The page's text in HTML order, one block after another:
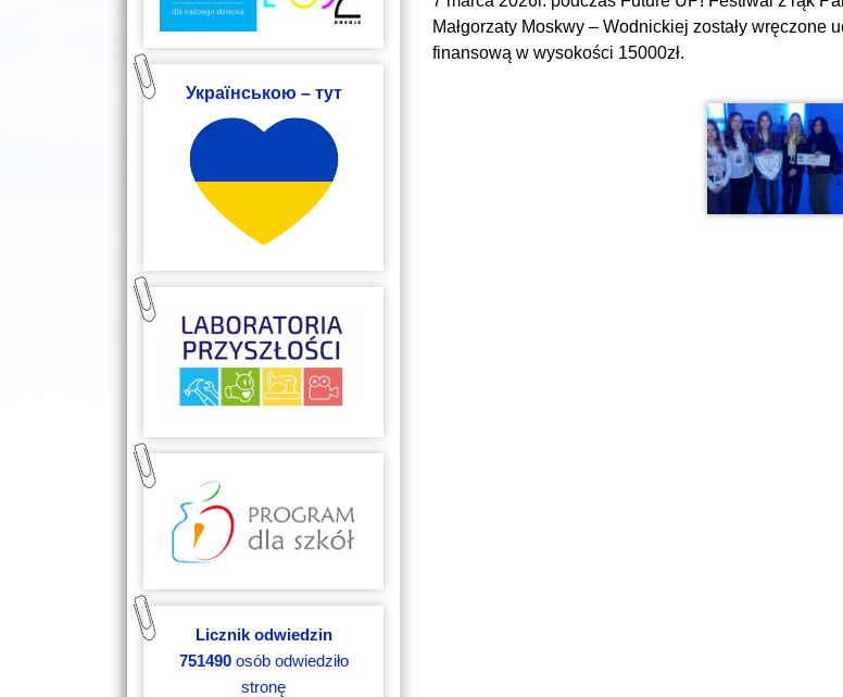
Małgorzaty Moskwy – Wodnickiej zostały
finansową w wysokości 15000zł.
Українською – тут
Licznik odwiedzin
751490osób odwiedziło
stronę